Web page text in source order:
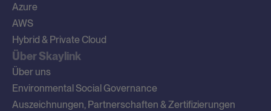
Azure
AWS
Hybrid & Private Cloud
Über Skaylink
Über uns
Environmental Social Governance
Auszeichnungen, Partnerschaften & Zertifizierungen